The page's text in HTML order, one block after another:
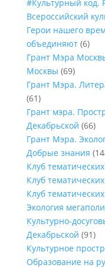
#Культурный код.
Всероссийский
Герои нашего
объединяют(6)
Грант Мэра
Москвы (69)
Грант Мэра.
(61)
Грант мэра.
Декабрьской (66)
Грант Мэра.
Добрые знания
Клуб
Клуб
Клуб
Экология
Культурно-
Декабрьской (91)
Культурное
Образование на